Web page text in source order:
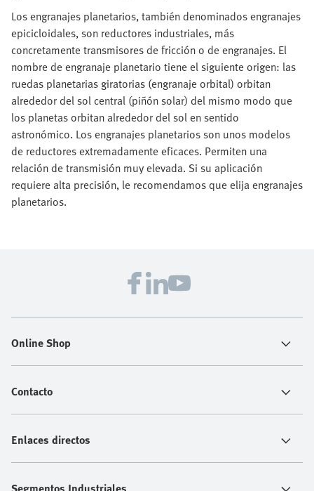
Los engranajes planetarios, también denominados engranajes
epicicloidales, son reductores industriales, más
concretamente transmisores de fricción o de engranajes. El
nombre de engranaje planetario tiene el siguiente origen: las
ruedas planetarias giratorias (engranaje orbital) orbitan
alrededor del sol central (piñón solar) del mismo modo que
los planetas orbitan alrededor del sol en sentido
astronómico. Los engranajes planetarios son unos modelos
de reductores extremadamente eficaces. Permiten una
relación de transmisión muy elevada. Si su aplicación
requiere alta precisión, le recomendamos que elija engranajes
planetarios.
Online Shop
Contacto
Enlaces directos